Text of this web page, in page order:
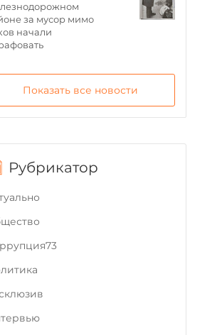
за мусор мимо
начали
Показать все новости
Рубрикатор